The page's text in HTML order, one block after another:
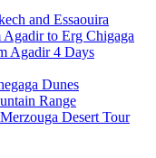
and Essaouira
to Erg Chigaga
Agadir 4 Days
Dunes
Range
Desert Tour